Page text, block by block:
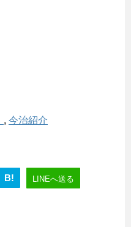
, 今治紹介
B! LINEへ送る